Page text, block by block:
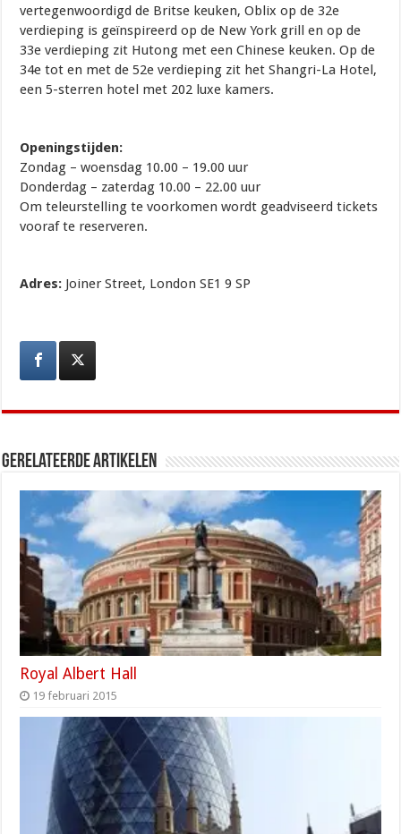
vertegenwoordigd de Britse keuken, Oblix op de 32e
verdieping is geïnspireerd op de New York grill en op de
33e verdieping zit Hutong met een Chinese keuken. Op de
34e tot en met de 52e verdieping zit het Shangri-La Hotel,
een 5-sterren hotel met 202 luxe kamers.
Openingstijden:
Zondag – woensdag 10.00 – 19.00 uur
Donderdag – zaterdag 10.00 – 22.00 uur
Om teleurstelling te voorkomen wordt geadviseerd tickets
vooraf te reserveren.
Adres: Joiner Street, London SE1 9 SP
Gerelateerde artikelen
Royal Albert Hall
19 februari 2015